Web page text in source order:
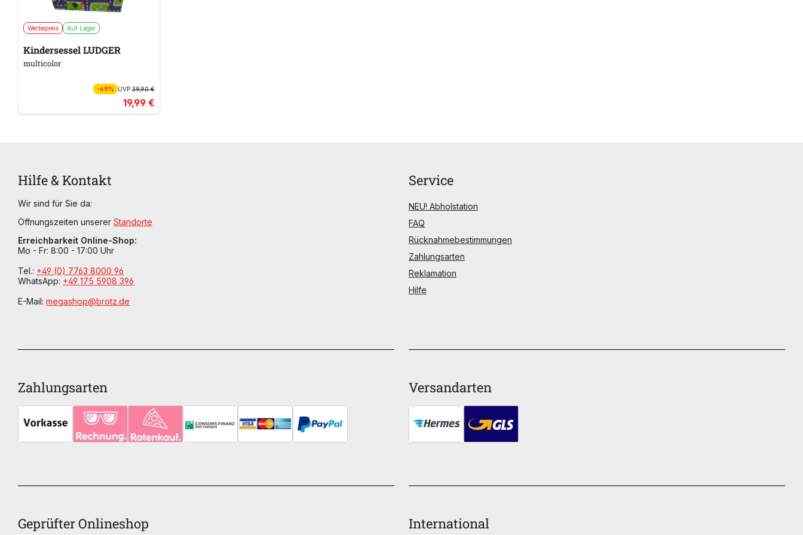
Werbepreis Auf Lager
Kindersessel LUDGER
multicolor
-49% UVP39,90 €
19,99 €
Hilfe & Kontakt
Wir sind für Sie da:
Öffnungszeiten unserer Standorte
Erreichbarkeit Online-Shop:
Mo - Fr: 8:00 - 17:00 Uhr
Tel.: +49 (0) 7763 8000 96
WhatsApp: +49 175 5908 396
E-Mail: megashop@brotz.de
Geprüfter Onlineshop
Zahlungsarten Versandarten
International
Service
NEU! Abholstation
FAQ
Rücknahmebestimmungen
Zahlungsarten
Reklamation
Hilfe